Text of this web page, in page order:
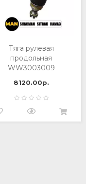
Тяга рулевая
продольная
WW3003009
8120.00р.